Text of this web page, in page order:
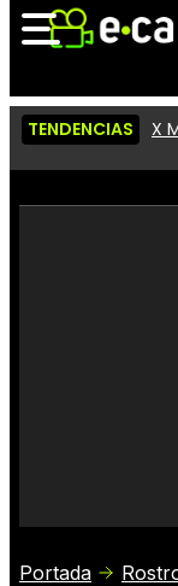
Vídeos
TENDENCIAS X
Portada